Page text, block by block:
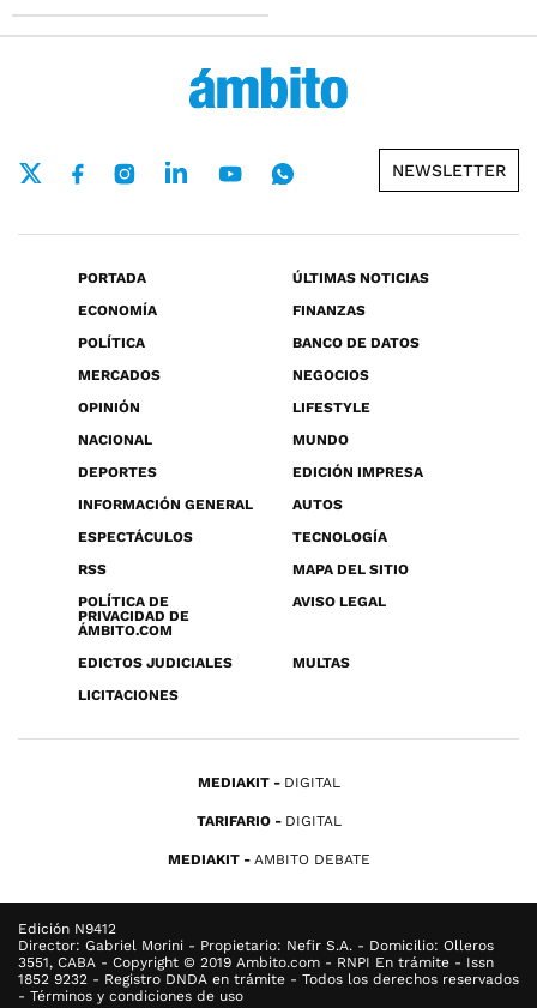
NEWSLETTER
PORTADA
ÚLTIMAS NOTICIAS
ECONOMÍA
FINANZAS
POLÍTICA
BANCO DE DATOS
MERCADOS
NEGOCIOS
OPINIÓN
LIFESTYLE
NACIONAL
MUNDO
DEPORTES
EDICIÓN IMPRESA
INFORMACIÓN GENERAL
AUTOS
ESPECTÁCULOS
TECNOLOGÍA
RSS
MAPA DEL SITIO
POLÍTICA DE
PRIVACIDAD DE
ÁMBITO.COM
AVISO LEGAL
EDICTOS JUDICIALES
MULTAS
LICITACIONES
MEDIAKIT DIGITAL
TARIFARIO DIGITAL
MEDIAKIT AMBITO DEBATE
Edición N9412
Director: Gabriel Morini - Propietario: Nefir S.A. - Domicilio: Olleros
3551, CABA - Copyright © 2019 Ambito.com - RNPI En trámite - Issn
1852 9232 - Registro DNDA en trámite - Todos los derechos reservados
- Términos y condiciones de uso